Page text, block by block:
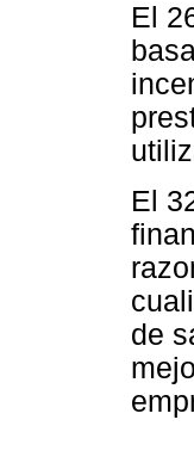
El
El
de